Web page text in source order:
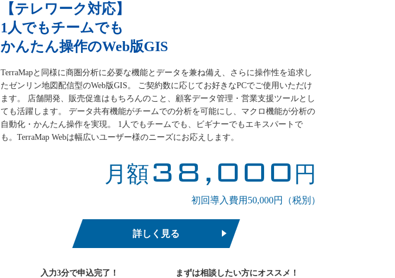
【テレワーク対応】
1人でもチームでも
かんたん操作のWeb版GIS
TerraMapと同様に商圏分析に必要な機能とデータを兼ね備え、さらに操作性を追求し
たゼンリン地図配信型のWeb版GIS。 ご契約数に応じてお好きなPCでご使用いただけ
ます。 店舗開発、販売促進はもちろんのこと、顧客データ管理・営業支援ツールとし
ても活躍します。 データ共有機能がチームでの分析を可能にし、マクロ機能が分析の
自動化・かんたん操作を実現。 1人でもチームでも、ビギナーでもエキスパートで
も。TerraMap Webは幅広いユーザー様のニーズにお応えします。
月額38,000 円
初回導入費用50,000円（税別）
詳しく見る
入力3分で申込完了！ まずは相談したい方にオススメ！